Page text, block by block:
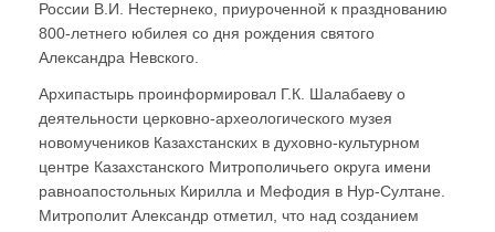
России В.И. Нестернеко, приуроченной к празднованию
800-летнего юбилея со дня рождения святого
Александра Невского.
Архипастырь проинформировал Г.К. Шалабаеву о
деятельности церковно-археологического музея
новомучеников Казахстанских в духовно-культурном
центре Казахстанского Митрополичьего округа имени
равноапостольных Кирилла и Мефодия в Нур-Султане.
Митрополит Александр отметил, что над созданием